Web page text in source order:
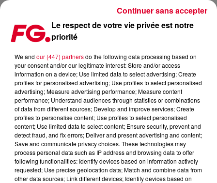
FG MIX DANCE : MAU P
Le respect de votre vie privée est notre
priorité
We and our (447) partnersdo the following data processing based on
your consent and/or our legitimate interest: Store and/or access
information on a device; Use limited data to select advertising; Create
profiles for personalised advertising; Use profiles to select personalised
advertising; Measure advertising performance; Measure content
performance; Understand audiences through statistics or combinations
of data from different sources; Develop and improve services; Create
profiles to personalise content; Use profiles to select personalised
content; Use limited data to select content; Ensure security, prevent and
detect fraud, and fix errors; Deliver and present advertising and content;
Save and communicate privacy choices. These technologies may
process personal data such as IP address and browsing data to offer
following functionalities: Identify devices based on information actively
requested; Use precise geolocation data; Match and combine data from
other data sources; Link different devices; Identify devices based on
Continuer sans accepter